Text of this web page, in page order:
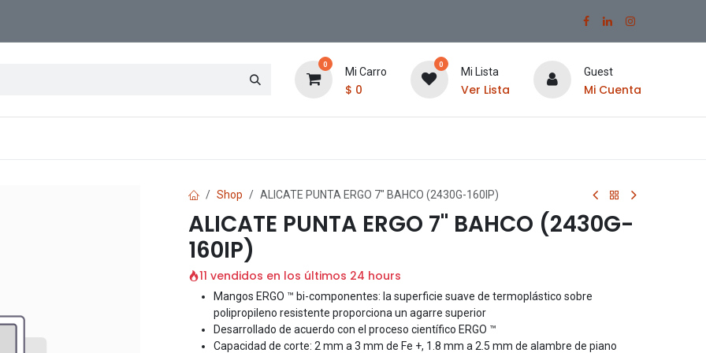
0
Mi Carro
$ 0
0
Mi Lista
Ver Lista
Guest
Mi Cuenta
Shop ALICATE PUNTA ERGO 7" BAHCO (2430G-160IP)
ALICATE PUNTA ERGO 7" BAHCO (2430G-
160IP)
11 vendidos en los últimos 24 hours
Mangos ERGO ™ bi-componentes: la superficie suave de termoplástico sobre
polipropileno resistente proporciona un agarre superior
Desarrollado de acuerdo con el proceso científico ERGO ™
Capacidad de corte: 2 mm a 3 mm de Fe +, 1.8 mm a 2.5 mm de alambre de piano